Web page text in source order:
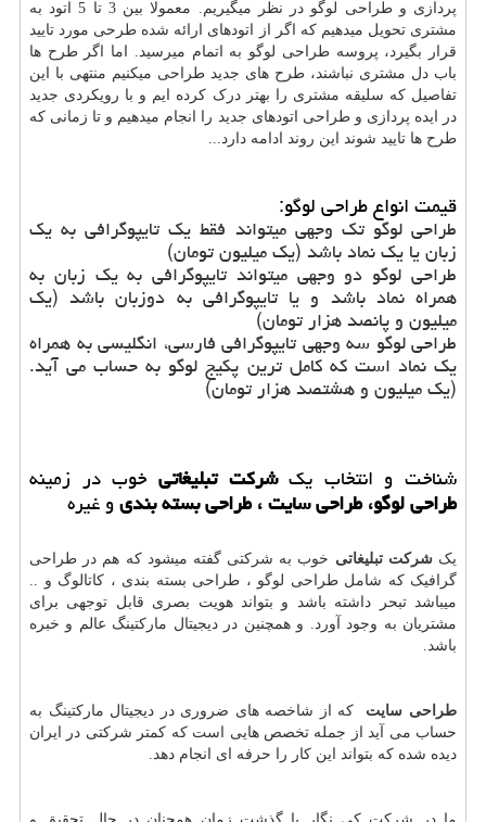
پردازی و طراحی لوگو در نظر میگیریم. معمولا بین 3 تا 5 اتود به
مشتری تحویل میدهیم که اگر از اتودهای ارائه شده طرحی مورد تایید
قرار بگیرد، پروسه طراحی لوگو به اتمام میرسید. اما اگر طرح ها
باب دل مشتری نباشند، طرح های جدید طراحی میکنیم منتهی با این
تفاصیل که سلیقه مشتری را بهتر درک کرده ایم و با رویکردی جدید
در ایده پردازی و طراحی اتودهای جدید را انجام میدهیم و تا زمانی که
طرح ها تایید شوند این روند ادامه دارد...
قیمت انواع طراحی لوگو:
طراحی لوگو تک وجهی میتواند فقط یک تایپوگرافی به یک
زبان یا یک نماد باشد (یک میلیون تومان)
طراحی لوگو دو وجهی میتواند تایپوگرافی به یک زبان به
همراه نماد باشد و یا تایپوگرافی به دوزبان باشد (یک
میلیون و پانصد هزار تومان)
طراحی لوگو سه وجهی تایپوگرافی فارسی، انگلیسی به همراه
یک نماد است که کامل ترین پکیج لوگو به حساب می آید.
(یک میلیون و هشتصد هزار تومان)
شناخت و انتخاب یکشرکت تبلیغاتی خوب در زمینه
طراحی لوگو، طراحی سایت ، طراحی بسته بندیو غیره
یکشرکت تبلیغاتی خوب به شرکتی گفته میشود که هم در طراحی
گرافیک که شامل طراحی لوگو ، طراحی بسته بندی ، کاتالوگ و ..
میباشد تبحر داشته باشد و بتواند هویت بصری قابل توجهی برای
مشتریان به وجود آورد. و همچنین در دیجیتال مارکتینگ عالم و خبره
باشد.
طراحی سایت که از شاخصه های ضروری در دیجیتال مارکتینگ به
حساب می آید از جمله تخصص هایی است که کمتر شرکتی در ایران
دیده شده که بتواند این کار را حرفه ای انجام دهد.